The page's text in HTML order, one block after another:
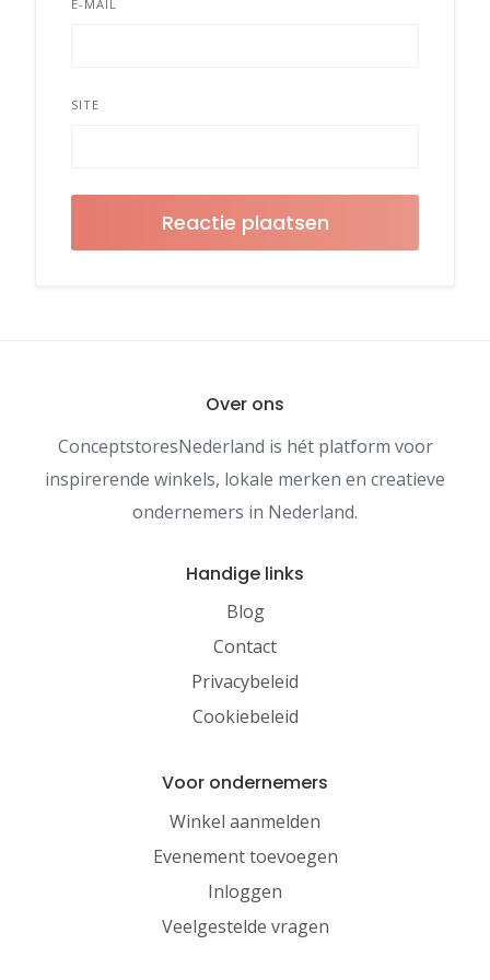
E-MAIL
SITE
Over ons
ConceptstoresNederland is hét platform voor
inspirerende winkels, lokale merken en creatieve
ondernemers in Nederland.
Handige links
Blog
Contact
Privacybeleid
Cookiebeleid
Voor ondernemers
Winkel aanmelden
Evenement toevoegen
Inloggen
Veelgestelde vragen